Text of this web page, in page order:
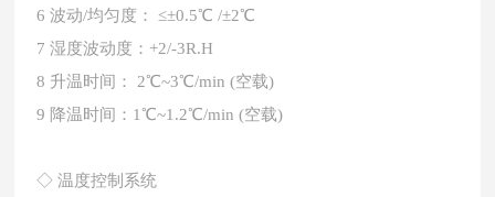
6 波动/均匀度： ≤±0.5℃ /±2℃
7 湿度波动度：+2/-3R.H
8 升温时间： 2℃~3℃/min (空载)
9 降温时间：1℃~1.2℃/min (空载)
◇ 温度控制系统